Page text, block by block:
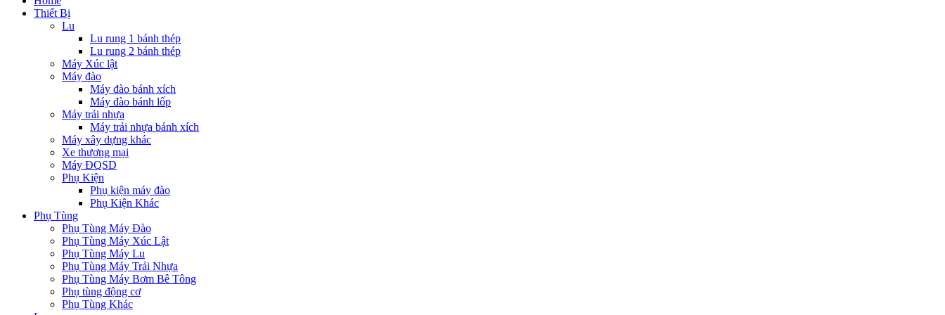
Thiết Bị
Lu
Lu rung 1 bánh thép
Lu rung 2 bánh thép
Máy Xúc lật
Máy đào
Máy đào bánh xích
Máy đào bánh lốp
Máy trải nhựa
Máy trải nhựa bánh xích
Máy xây dựng khác
Xe thương mại
Máy ĐQSD
Phụ Kiện
Phụ kiện máy đào
Phụ Kiện Khác
Phụ Tùng
Phụ Tùng Máy Đào
Phụ Tùng Máy Xúc Lật
Phụ Tùng Máy Lu
Phụ Tùng Máy Trải Nhựa
Phụ Tùng Máy Bơm Bê Tông
Phụ tùng động cơ
Phụ Tùng Khác